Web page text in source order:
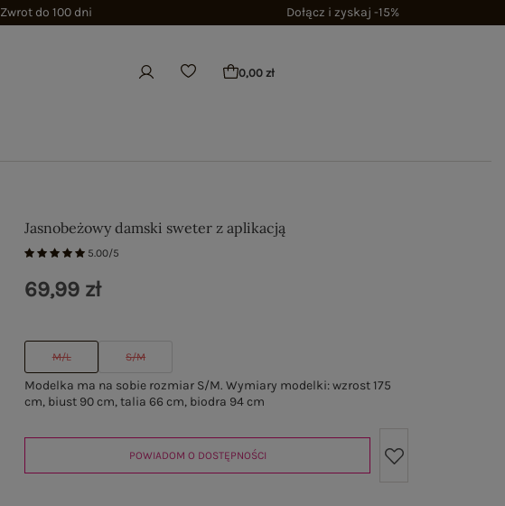
Zwrot do 100 dni Dołącz i zyskaj -15%
0,00 zł
Jasnobeżowy damski sweter z aplikacją
5.00/5
M/L S/M
Modelka ma na sobie rozmiar S/M. Wymiary modelki: wzrost 175
cm, biust 90 cm, talia 66 cm, biodra 94 cm
69,99 zł
POWIADOM O DOSTĘPNOŚCI